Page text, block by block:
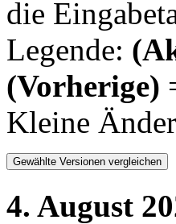
die
Legende:
(Vorherige)
Kleine
4. August